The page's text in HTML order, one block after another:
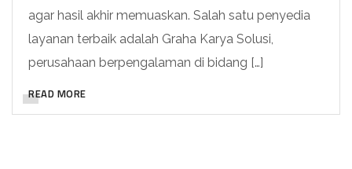
agar hasil akhir memuaskan. Salah satu penyedia
layanan terbaik adalah Graha Karya Solusi,
perusahaan berpengalaman di bidang […]
READ MORE